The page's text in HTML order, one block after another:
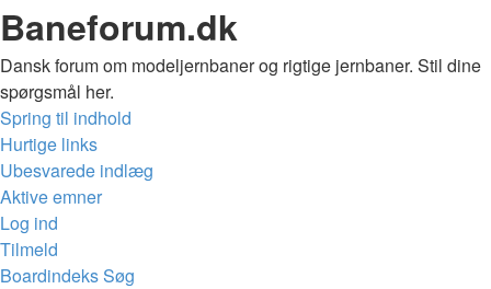
Baneforum.dk
Dansk forum om modeljernbaner og rigtige jernbaner. Stil dine
spørgsmål her.
Spring til indhold
Hurtige links
Ubesvarede indlæg
Aktive emner
Log ind
Tilmeld
BoardindeksSøg